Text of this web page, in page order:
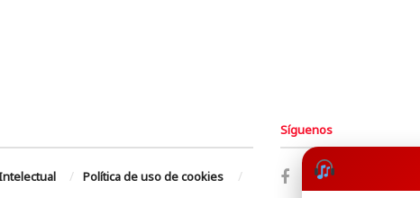
Política de uso de cookies
Síguenos